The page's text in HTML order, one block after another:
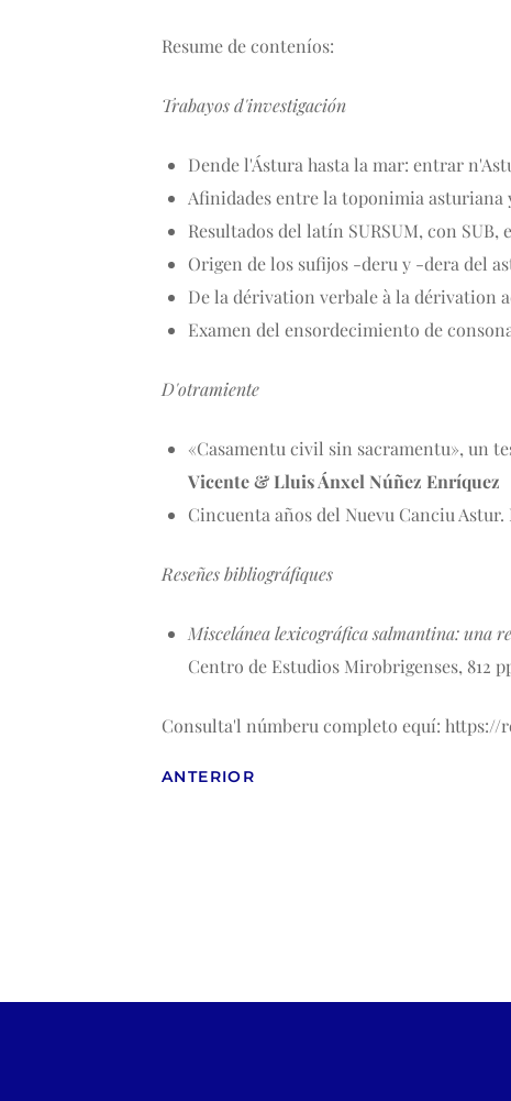
Resume de conteníos:
Trabayos d'investigación
Dende l'Ástura hasta la mar: entrar
Afinidades entre la toponimia asturiana
Resultados del latín SURSUM, con
Origen de los sufijos -deru y -dera del
De la dérivation verbale à la dérivation
Examen del ensordecimiento de
D'otramiente
­«Casamentu civil sin sacramentu», un
Vicente & Lluis Ánxel Núñez Enríquez
Cincuenta años del Nuevu Canciu
Reseñes bibliográfiques
Miscelánea lexicográfica salmantina: una
Centro de Estudios Mirobrigenses, 812
Consulta'l númberu completo equí: https://
ANTERIOR